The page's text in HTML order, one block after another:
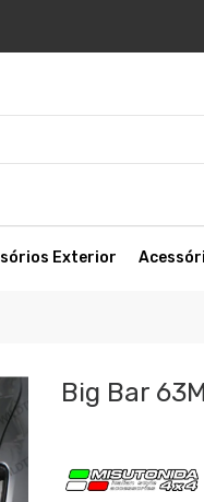
Exterior
Big Bar